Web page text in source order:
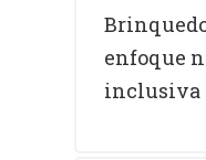
enfoque
inclusiva